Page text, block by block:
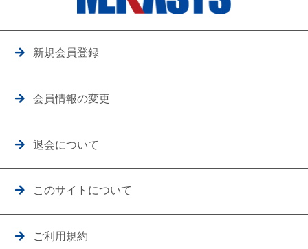
新規会員登録
会員情報の変更
退会について
このサイトについて
ご利用規約